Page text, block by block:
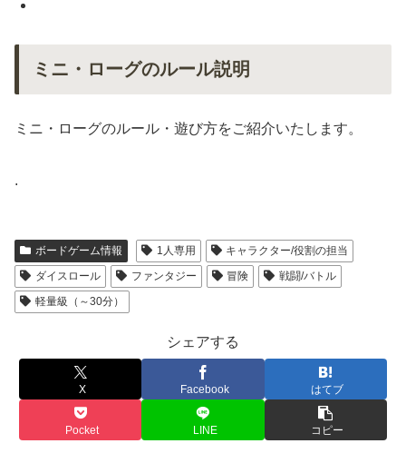
ミニ・ローグのルール説明
ミニ・ローグのルール・遊び方をご紹介いたします。
.
ボードゲーム情報 1人専用
キャラクター/役割の担当
ダイスロール
ファンタジー 冒険
戦闘/バトル
軽量級（～30分）
シェアする
X Facebook はてブ
Pocket LINE コピー